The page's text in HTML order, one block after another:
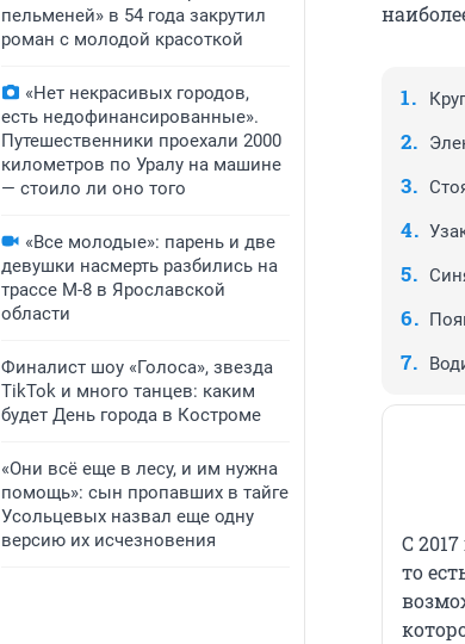
пельменей» в 54 года закрутил
роман с молодой красоткой
«Нет некрасивых городов,
есть недофинансированные».
Путешественники проехали 2000
километров по Уралу на машине
— стоило ли оно того
«Все молодые»: парень и две
девушки насмерть разбились на
трассе М-8 в Ярославской
области
Финалист шоу «Голоса», звезда
TikTok и много танцев: каким
будет День города в Костроме
«Они всё еще в лесу, и им нужна
помощь»: сын пропавших в тайге
Усольцевых назвал еще одну
версию их исчезновения
С
то